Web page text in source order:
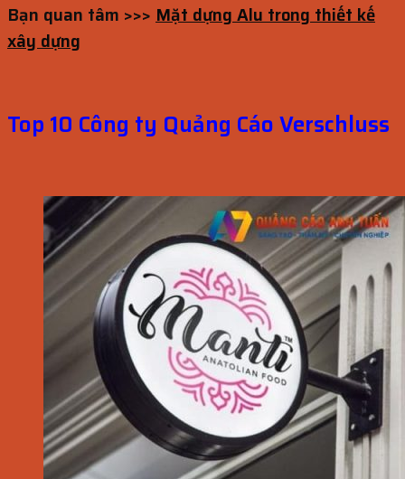
Bạn quan tâm >>> Mặt dựng Alu trong thiết kế
xây dựng
Top 10 Công ty Quảng Cáo Verschluss